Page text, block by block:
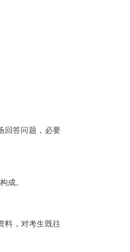
回答问题，必要
成。
料，对考生既往